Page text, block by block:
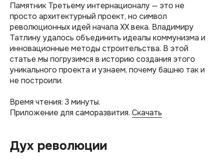
Памятник Третьему интернационалу — это не
просто архитектурный проект, но символ
революционных идей начала XX века. Владимиру
Татлину удалось объединить идеалы коммунизма и
инновационные методы строительства. В этой
статье мы погрузимся в историю создания этого
уникального проекта и узнаем, почему башню так и
не построили.
Время чтения: 3 минуты.
Приложение для саморазвития. Скачать
Дух революции